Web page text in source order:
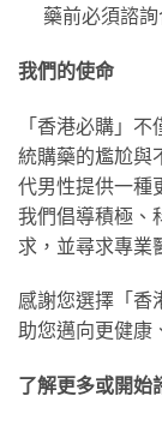
藥前必須諮
我們的使命
「香港必購」
統購藥的尷尬與
代男性提供一種
我們倡導積極、
求，並尋求專業
感謝您選擇「香
助您邁向更健康
了解更多或開始